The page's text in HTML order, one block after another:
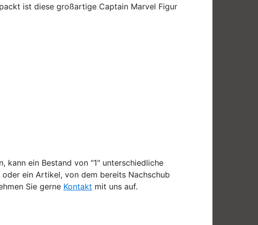
ist diese großartige Captain Marvel Figur
kann ein Bestand von "1" unterschiedliche
ein Artikel, von dem bereits Nachschub
Sie gerne Kontakt mit uns auf.